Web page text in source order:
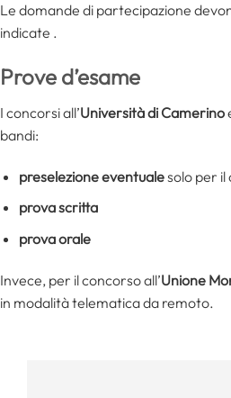
Le domande di partecipazione
indicate .
Prove d’esame
I concorsi all’Università di Camerino
bandi:
preselezione eventualesolo per il
prova scritta
prova orale
Invece, per il concorso all’Unione
in modalità telematica da remoto.